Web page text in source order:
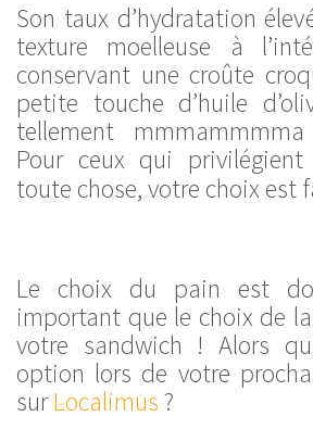
Son taux d’hydratation
texture moelleuse à
conservant une croûte
petite touche d’huile
tellement
Pour ceux qui
toute chose, votre choix est
Le choix du pain est
important que le choix de
votre sandwich ! Alors
option lors de votre
surLocalimus?